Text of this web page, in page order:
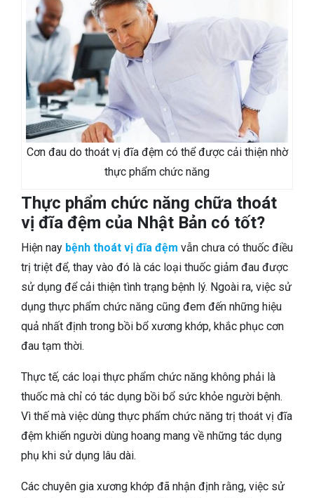
NHA KHOA
Cơn đau do thoát vị đĩa đệm có thể được cải thiện nhờ
thực phẩm chức năng
Thực phẩm chức năng chữa thoát
vị đĩa đệm của Nhật Bản có tốt?
Hiện nay bệnh thoát vị đĩa đệm vẫn chưa có thuốc điều
trị triệt để, thay vào đó là các loại thuốc giảm đau được
sử dụng để cải thiện tình trạng bệnh lý. Ngoài ra, việc sử
dụng thực phẩm chức năng cũng đem đến những hiệu
quả nhất định trong bồi bổ xương khớp, khắc phục cơn
đau tạm thời.
Thực tế, các loại thực phẩm chức năng không phải là
thuốc mà chỉ có tác dụng bồi bổ sức khỏe người bệnh.
Vì thế mà việc dùng thực phẩm chức năng trị thoát vị đĩa
đệm khiến người dùng hoang mang về những tác dụng
phụ khi sử dụng lâu dài.
Các chuyên gia xương khớp đã nhận định rằng, việc sử